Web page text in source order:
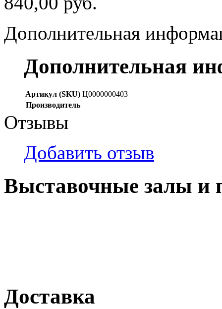
Дополнительная
Дополнительная
Артикул (SKU) Ц0000000403
Производитель
Отзывы
Добавить отзыв
Выставочные залы и
Доставка